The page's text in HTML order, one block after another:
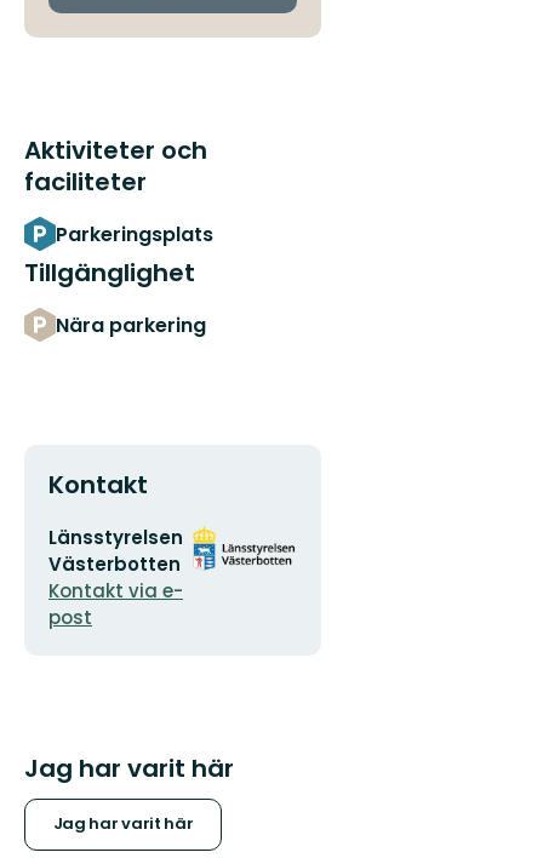
Aktiviteter och
faciliteter
Parkeringsplats
Tillgänglighet
Nära parkering
Kontakt
E-
postadress
Länsstyrelsen
Västerbotten
Kontakt via e-
post
Organisationens
logotyp
Jag har varit här
Jag har varit här